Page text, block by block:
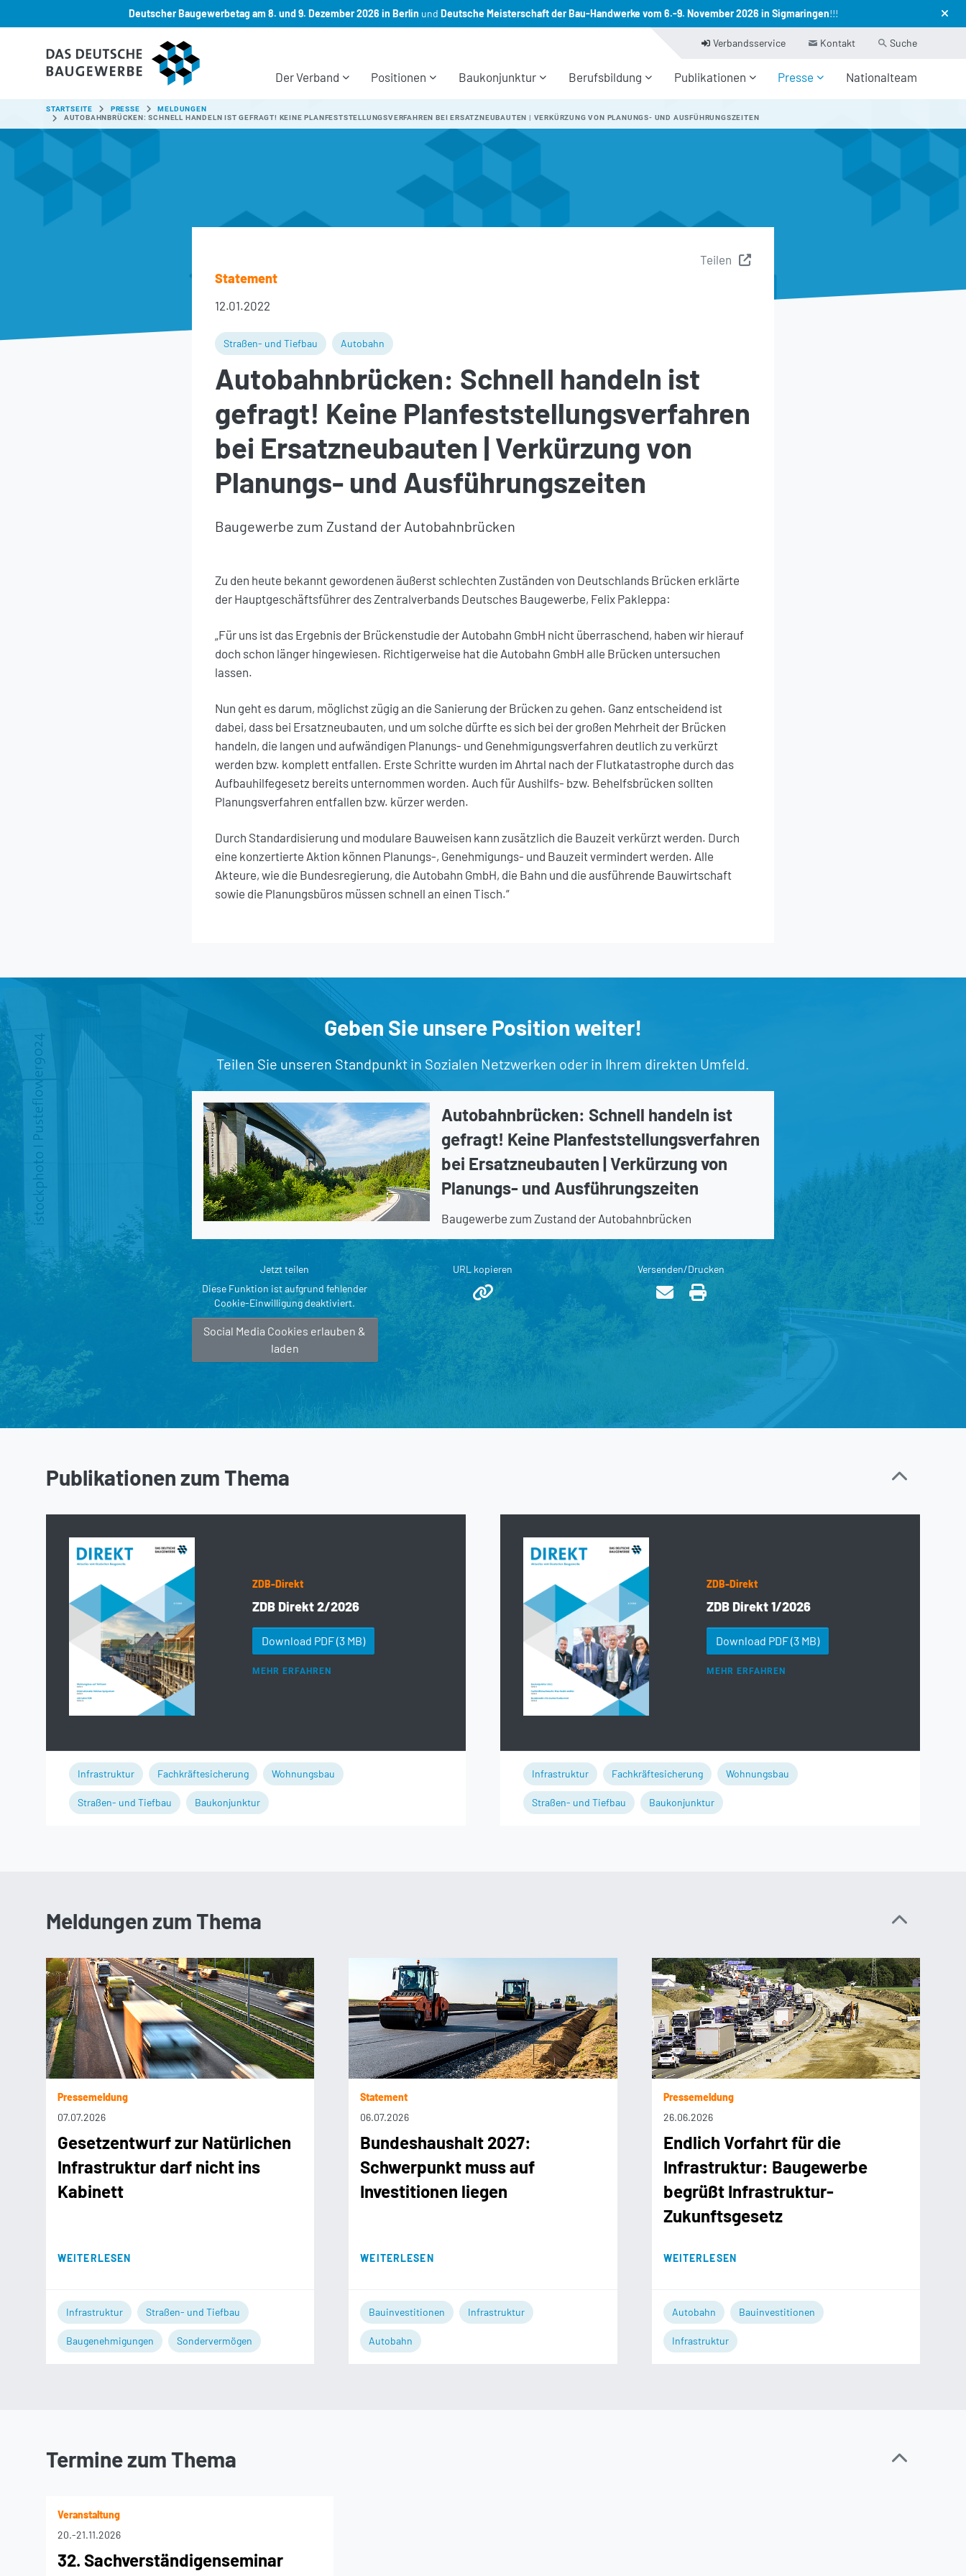
Deutscher Baugewerbetag am 8. und 9. Dezember 2026 in Berlin und Deutsche Meisterschaft der Bau-Handwerke vom 6.-9. November 2026 in Sigmaringen!!!
Der Verband Positionen Baukonjunktur Berufsbildung Publikationen Presse Nationalteam
Verbandsservice Kontakt Suche
SIE SIND HIER:
STARTSEITE PRESSE
MELDUNGEN
AUTOBAHNBRÜCKEN: SCHNELL HANDELN IST GEFRAGT! KEINE PLANFESTSTELLUNGSVERFAHREN BEI ERSATZNEUBAUTEN | VERKÜRZUNG VON PLANUNGS- UND AUSFÜHRUNGSZEITEN
Teilen
Statement
12.01.2022
Straßen- und Tiefbau Autobahn
Autobahnbrücken: Schnell handeln ist
gefragt! Keine Planfeststellungsverfahren
bei Ersatzneubauten | Verkürzung von
Planungs- und Ausführungszeiten
Baugewerbe zum Zustand der Autobahnbrücken
Zu den heute bekannt gewordenen äußerst schlechten Zuständen von Deutschlands Brücken erklärte
der Hauptgeschäftsführer des Zentralverbands Deutsches Baugewerbe, Felix Pakleppa:
„Für uns ist das Ergebnis der Brückenstudie der Autobahn GmbH nicht überraschend, haben wir hierauf
doch schon länger hingewiesen. Richtigerweise hat die Autobahn GmbH alle Brücken untersuchen
lassen.
Nun geht es darum, möglichst zügig an die Sanierung der Brücken zu gehen. Ganz entscheidend ist
dabei, dass bei Ersatzneubauten, und um solche dürfte es sich bei der großen Mehrheit der Brücken
handeln, die langen und aufwändigen Planungs- und Genehmigungsverfahren deutlich zu verkürzt
werden bzw. komplett entfallen. Erste Schritte wurden im Ahrtal nach der Flutkatastrophe durch das
Aufbauhilfegesetz bereits unternommen worden. Auch für Aushilfs- bzw. Behelfsbrücken sollten
Planungsverfahren entfallen bzw. kürzer werden.
Durch Standardisierung und modulare Bauweisen kann zusätzlich die Bauzeit verkürzt werden. Durch
eine konzertierte Aktion können Planungs-, Genehmigungs- und Bauzeit vermindert werden. Alle
Akteure, wie die Bundesregierung, die Autobahn GmbH, die Bahn und die ausführende Bauwirtschaft
sowie die Planungsbüros müssen schnell an einen Tisch.“
Geben Sie unsere Position weiter!
Teilen Sie unseren Standpunkt in Sozialen Netzwerken oder in Ihrem direkten Umfeld.
Autobahnbrücken: Schnell handeln ist
gefragt! Keine Planfeststellungsverfahren
bei Ersatzneubauten | Verkürzung von
Planungs- und Ausführungszeiten
Baugewerbe zum Zustand der Autobahnbrücken
Jetzt teilen
Diese Funktion ist aufgrund fehlender
Cookie-Einwilligung deaktiviert.
Social Media Cookies erlauben &
laden
URL kopieren Versenden/Drucken
Publikationen zum Thema
ZDB-Direkt
ZDB Direkt 2/2026
Download PDF(3 MB)
MEHR ERFAHREN
Infrastruktur Fachkräftesicherung Wohnungsbau
Straßen- und Tiefbau Baukonjunktur
ZDB-Direkt
ZDB Direkt 1/2026
Download PDF(3 MB)
MEHR ERFAHREN
Infrastruktur Fachkräftesicherung Wohnungsbau
Straßen- und Tiefbau Baukonjunktur
Meldungen zum Thema
Pressemeldung
07.07.2026
Gesetzentwurf zur Natürlichen
Infrastruktur darf nicht ins
Kabinett
WEITERLESEN
Infrastruktur Straßen- und Tiefbau
Baugenehmigungen Sondervermögen
Statement
06.07.2026
Bundeshaushalt 2027:
Schwerpunkt muss auf
Investitionen liegen
WEITERLESEN
Bauinvestitionen Infrastruktur
Autobahn
Pressemeldung
26.06.2026
Endlich Vorfahrt für die
Infrastruktur: Baugewerbe
begrüßt Infrastruktur-
Zukunftsgesetz
WEITERLESEN
Autobahn Bauinvestitionen
Infrastruktur
Termine zum Thema
Veranstaltung
20.-21.11.2026
32. Sachverständigenseminar